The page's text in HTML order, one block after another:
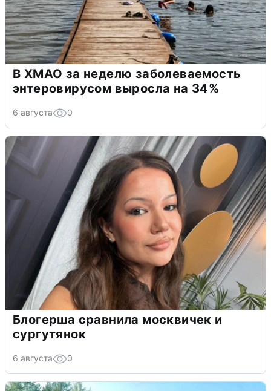
В ХМАО за неделю заболеваемость
энтеровирусом выросла на 34%
6 августа 0
Блогерша сравнила москвичек и
сургутянок
6 августа 0